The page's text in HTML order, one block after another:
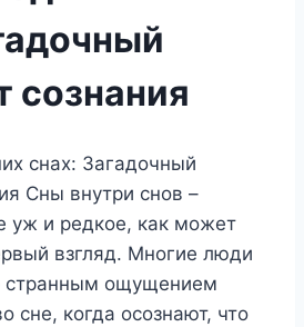
сознания
снах: Загадочный
Сны внутри снов –
уж и редкое, как может
взгляд. Многие люди
странным ощущением
сне, когда осознают, что